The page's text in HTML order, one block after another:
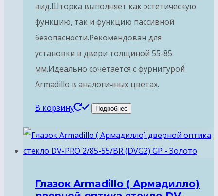
вид.Шторка выполняет как эстетическую
функцию, так и функцию пассивной
безопасности.Рекомендован для
установки в двери толщиной 55-85
мм.Идеально сочетается с фурнитурой
Armadillo в аналогичных цветах.
В корзину Подробнее
Глазок Armadillo ( Армадилло)